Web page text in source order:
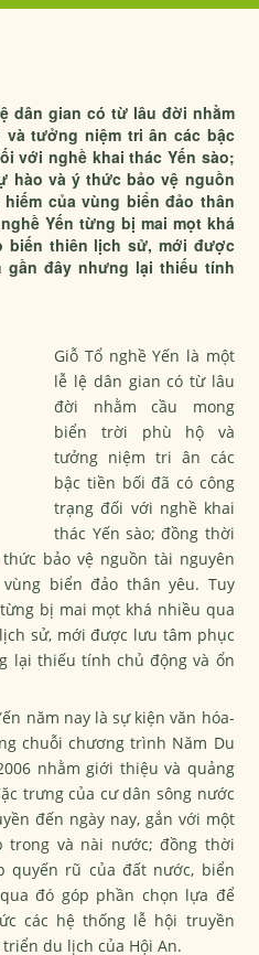
dân gian có từ lâu đời nhằm
tưởng niệm tri ân các bậc
với nghề khai thác Yến sào;
hào và ý thức bảo vệ nguồn
của vùng biển đảo thân
Yến từng bị mai mọt khá
biến thiên lịch sử, mới được
gần đây nhưng lại thiếu tính
Giỗ Tổ nghề Yến là một
lễ lệ dân gian có từ lâu
đời nhằm cầu mong
biển trời phù hộ và
tưởng niệm tri ân các
bậc tiền bối đã có công
trạng đối với nghề khai
thác Yến sào; đồng thời
bảo vệ nguồn tài nguyên
biển đảo thân yêu. Tuy
bị mai mọt khá nhiều qua
sử, mới được lưu tâm phục
lại thiếu tính chủ động và ổn
năm nay là sự kiện văn hóa-
chuỗi chương trình Năm Du
nhằm giới thiệu và quảng
trưng của cư dân sông nước
đến ngày nay, gắn với một
trong và nài nước; đồng thời
quyến rũ của đất nước, biển
đó góp phần chọn lựa để
các hệ thống lễ hội truyền
du lịch của Hội An.